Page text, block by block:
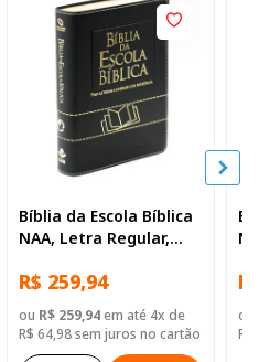
Bíblia da Escola Bíblica
NAA, Letra Regular,
Sintético Preta
R$ 259,94
ou R$ 259,94em até 4x de
R$ 64,98 sem juros no cartão
ou
R$